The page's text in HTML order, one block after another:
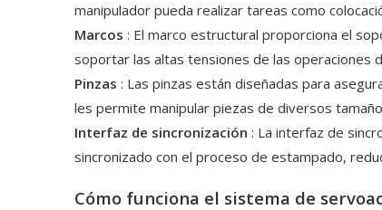
manipulador pueda realizar tareas como
Marcos : El marco estructural proporciona el
soportar las altas tensiones de las operaciones
Pinzas : Las pinzas están diseñadas para
les permite manipular piezas de diversos
Interfaz de sincronización : La interfaz de
sincronizado con el proceso de estampado,
Cómo funciona el sistema de